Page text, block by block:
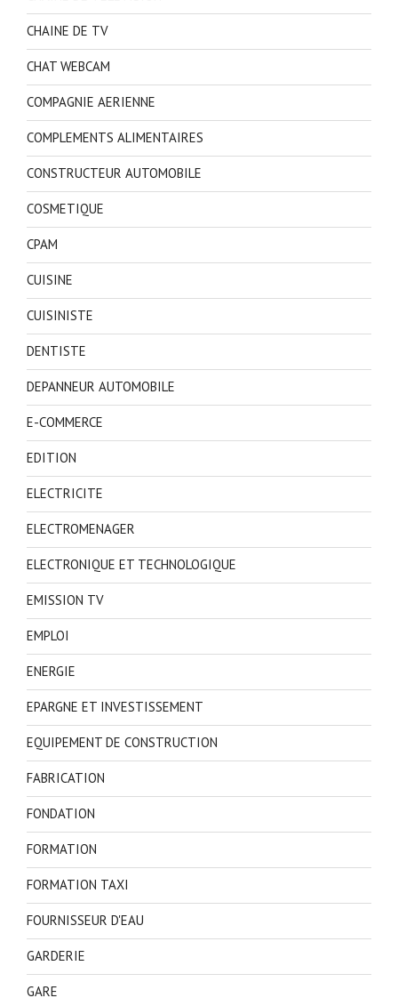
CHAINE DE TV
CHAT WEBCAM
COMPAGNIE AERIENNE
COMPLEMENTS ALIMENTAIRES
CONSTRUCTEUR AUTOMOBILE
COSMETIQUE
CPAM
CUISINE
CUISINISTE
DENTISTE
DEPANNEUR AUTOMOBILE
E-COMMERCE
EDITION
ELECTRICITE
ELECTROMENAGER
ELECTRONIQUE ET TECHNOLOGIQUE
EMISSION TV
EMPLOI
ENERGIE
EPARGNE ET INVESTISSEMENT
EQUIPEMENT DE CONSTRUCTION
FABRICATION
FONDATION
FORMATION
FORMATION TAXI
FOURNISSEUR D'EAU
GARDERIE
GARE